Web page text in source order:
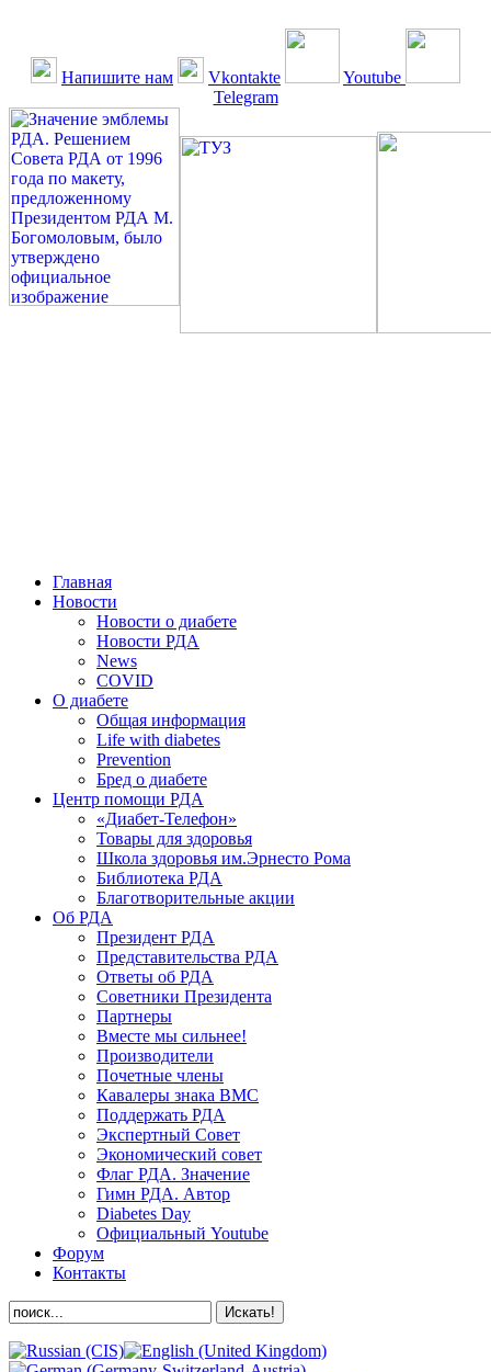
Напишите нам Vkontakte
Youtube
Telegram
Главная
Новости
Новости о диабете
Новости РДА
News
COVID
О диабете
Общая информация
Life with diabetes
Prevention
Бред о диабете
Центр помощи РДА
«Диабет-Телефон»
Товары для здоровья
Школа здоровья им.Эрнесто Рома
Библиотека РДА
Благотворительные акции
Об РДА
Президент РДА
Представительства РДА
Ответы об РДА
Советники Президента
Партнеры
Вместе мы сильнее!
Производители
Почетные члены
Кавалеры знака ВМС
Поддержать РДА
Экспертный Совет
Экономический совет
Флаг РДА. Значение
Гимн РДА. Автор
Diabetes Day
Официальный Youtube
Форум
Контакты